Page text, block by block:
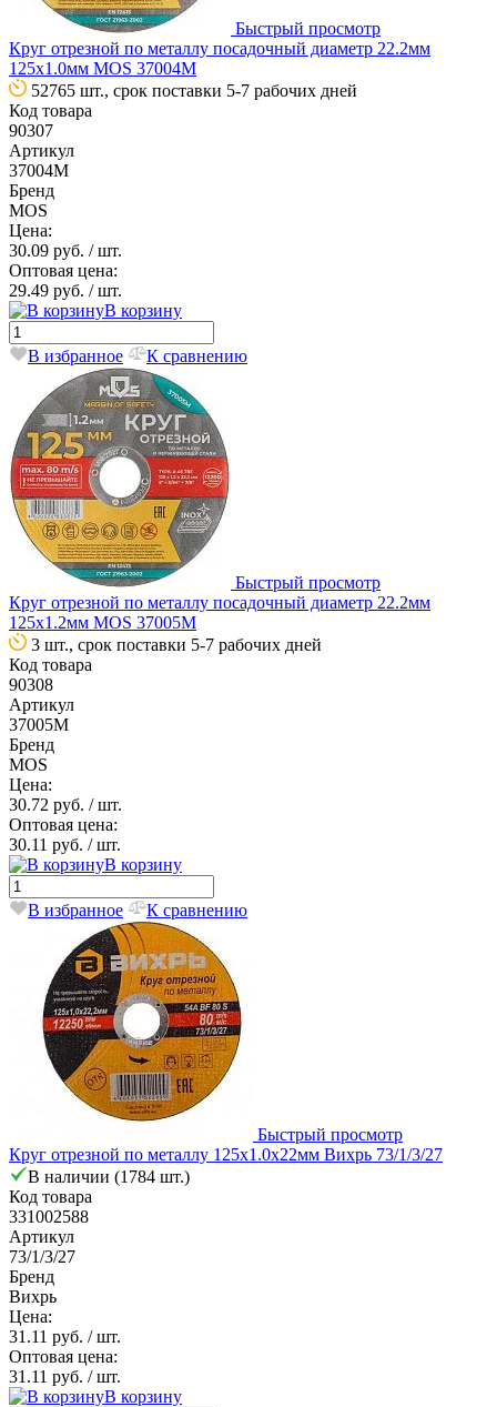
Быстрый просмотр
Круг отрезной по металлу посадочный диаметр 22.2мм
125х1.0мм MOS 37004М
52765 шт., срок поставки 5-7 рабочих дней
Код товара
90307
Артикул
37004М
Бренд
MOS
Цена:
30.09 руб. / шт.
Оптовая цена:
29.49 руб. / шт.
В корзину
В избранное К сравнению
Быстрый просмотр
Круг отрезной по металлу посадочный диаметр 22.2мм
125х1.2мм MOS 37005М
3 шт., срок поставки 5-7 рабочих дней
Код товара
90308
Артикул
37005М
Бренд
MOS
Цена:
30.72 руб. / шт.
Оптовая цена:
30.11 руб. / шт.
В корзину
В избранное К сравнению
Быстрый просмотр
Круг отрезной по металлу 125х1.0х22мм Вихрь 73/1/3/27
В наличии (1784 шт.)
Код товара
331002588
Артикул
73/1/3/27
Бренд
Вихрь
Цена:
31.11 руб. / шт.
Оптовая цена:
31.11 руб. / шт.
В корзину